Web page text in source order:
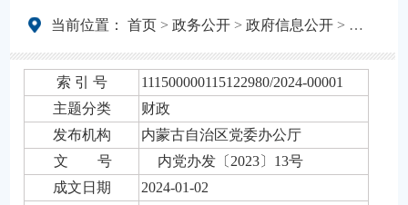
当前位置： 首页 >政务公开 >政府信息公开 > 法定主
索 引 号
111500000115122980/2024-00001
主题分类
财政
发布机构
内蒙古自治区党委办公厅
文 号
内党办发〔2023〕13号
成文日期
2024-01-02